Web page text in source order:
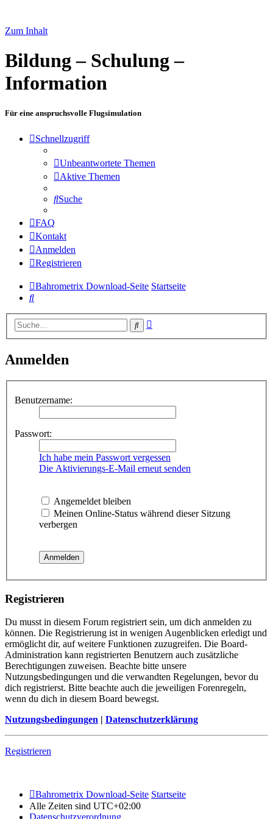
Zum Inhalt
Bildung – Schulung –
Information
Für eine anspruchsvolle Flugsimulation
Schnellzugriff
Unbeantwortete Themen
Aktive Themen
Suche
FAQ
Kontakt
Anmelden
Registrieren
Bahrometrix Download-Seite Startseite
Suche
Suche
Anmelden
Benutzername:
Passwort:
Ich habe mein Passwort vergessen
Die Aktivierungs-E-Mail erneut senden
Angemeldet bleiben
Meinen Online-Status während dieser Sitzung
verbergen
Registrieren
Du musst in diesem Forum registriert sein, um dich anmelden zu
können. Die Registrierung ist in wenigen Augenblicken erledigt und
ermöglicht dir, auf weitere Funktionen zuzugreifen. Die Board-
Administration kann registrierten Benutzern auch zusätzliche
Berechtigungen zuweisen. Beachte bitte unsere
Nutzungsbedingungen und die verwandten Regelungen, bevor du
dich registrierst. Bitte beachte auch die jeweiligen Forenregeln,
wenn du dich in diesem Board bewegst.
Nutzungsbedingungen | Datenschutzerklärung
Registrieren
Bahrometrix Download-Seite Startseite
Alle Zeiten sind UTC+02:00